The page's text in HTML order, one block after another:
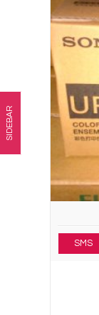
SMS
SIDEBAR